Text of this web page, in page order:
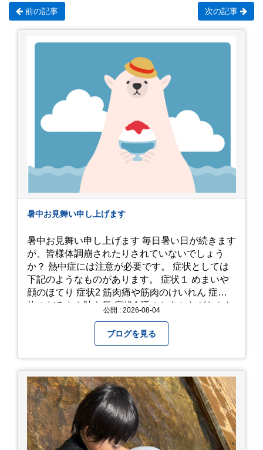
前の記事 次の記事
暑中お見舞い申し上げます
暑中お見舞い申し上げます 毎日暑い日が続きます
が、皆様体調崩されたりされていないでしょう
か？ 熱中症には注意が必要です。 症状としては
下記のようなものがあります。 症状１ めまいや
顔のほてり 症状2 筋肉痛や筋肉のけいれん 症状3
体のだるさや吐き気 症状4 汗のかきかたがおかし
に反応しない、まっすぐ歩けない 症状7 水分補給
に医療機関へ相談、または救急車を呼びましょう
□涼しい場所へ移動しましょう □衣服を脱がし、
体を冷やして体温を下げましょう □塩分や水分を
補給しましょう 一番大切な命を守って、夏を乗り
切りましょう！
公開 : 2026-08-04
ブログを見る